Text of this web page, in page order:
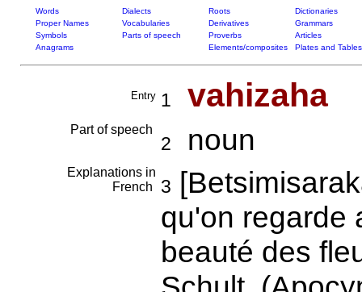
Words Dialects Roots
Dictionaries
Proper Names
Vocabularies Derivatives
Grammars
Symbols
Parts of speech Proverbs
Articles
Anagrams
Elements/composites Plates and Tables
Entry 1 vahizaha
Part of speech
2 noun
Explanations in
French
3
qu'on regarde
beauté des